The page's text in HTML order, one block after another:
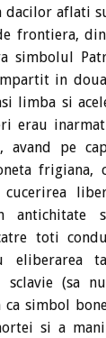
dacilor aflati
frontiera,
simbolul
in
limba si
erau
avand pe
frigiana,
cucerirea
antichitate
toti
eliberarea
sclavie (sa
ca simbol
si a